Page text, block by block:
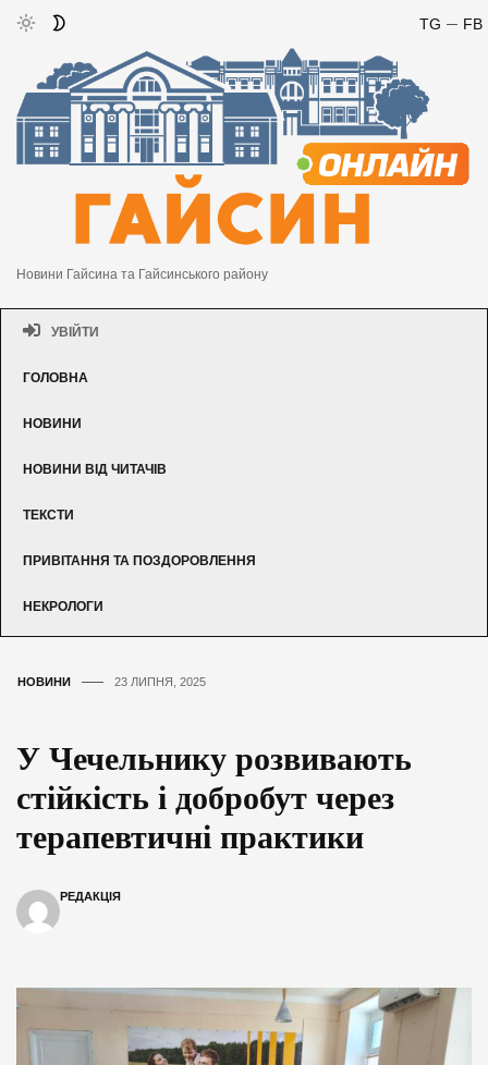
FB
TG
Новини Гайсина та Гайсинського району
УВІЙТИ
ГОЛОВНА
НОВИНИ
НОВИНИ ВІД ЧИТАЧІВ
ТЕКСТИ
ПРИВІТАННЯ ТА ПОЗДОРОВЛЕННЯ
НЕКРОЛОГИ
НОВИНИ 23 ЛИПНЯ, 2025
У Чечельнику розвивають
стійкість і добробут через
терапевтичні практики
РЕДАКЦІЯ